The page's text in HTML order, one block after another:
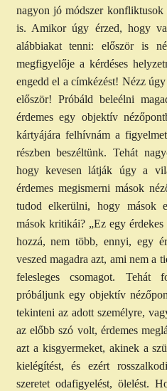
nagyon jó módszer konfliktusok
is. Amikor úgy érzed, hogy
alábbiakat tenni: először is
megfigyelője a kérdéses
engedd el a címkézést! Nézz
először! Próbáld beleélni
érdemes egy objektív
kártyájára felhívnám a
részben beszéltünk. Tehát
hogy kevesen látják úgy a
érdemes megismerni mások
tudod elkerülni, hogy mások
mások kritikái? „Ez egy
hozzá, nem több, ennyi, egy
veszed magadra azt, ami nem a
felesleges csomagot. Tehát
próbáljunk egy objektív
tekinteni az adott személyre,
az előbb szó volt, érdemes
azt a kisgyermeket, akinek a
kielégítést, és ezért
szeretet odafigyelést, ölelést.